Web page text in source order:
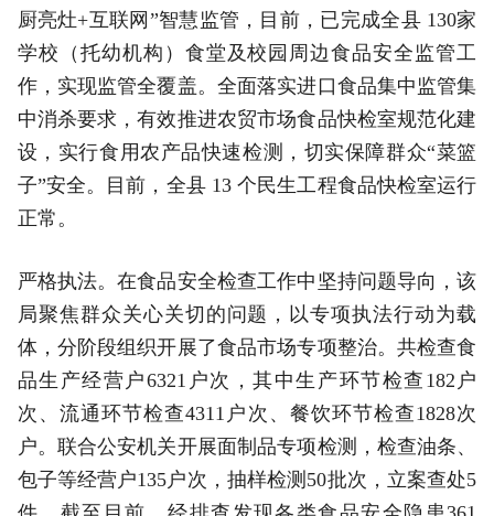
厨亮灶+互联网”智慧监管，目前，已完成全县 130家
学校（托幼机构）食堂及校园周边食品安全监管工
作，实现监管全覆盖。全面落实进口食品集中监管集
中消杀要求，有效推进农贸市场食品快检室规范化建
设，实行食用农产品快速检测，切实保障群众“菜篮
子”安全。目前，全县 13 个民生工程食品快检室运行
正常。
严格执法。在食品安全检查工作中坚持问题导向，该
局聚焦群众关心关切的问题，以专项执法行动为载
体，分阶段组织开展了食品市场专项整治。共检查食
品生产经营户6321户次，其中生产环节检查182户
次、流通环节检查4311户次、餐饮环节检查1828次
户。联合公安机关开展面制品专项检测，检查油条、
包子等经营户135户次，抽样检测50批次，立案查处5